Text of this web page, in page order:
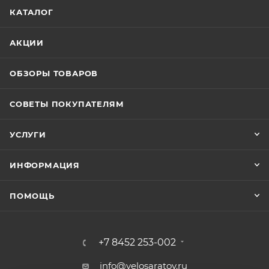
КАТАЛОГ
АКЦИИ
ОБЗОРЫ ТОВАРОВ
СОВЕТЫ ПОКУПАТЕЛЯМ
УСЛУГИ
ИНФОРМАЦИЯ
ПОМОЩЬ
+7 8452 253-002
info@velosaratov.ru